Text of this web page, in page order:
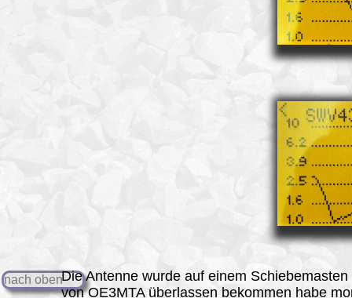
nach obenDie Antenne wurde auf einem
von OE3MTA überlassen bekommen habe